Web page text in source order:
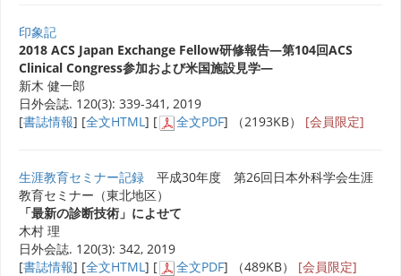
印象記
2018 ACS Japan Exchange Fellow研修報告―第104回ACS
Clinical Congress参加および米国施設見学―
新木 健一郎
日外会誌. 120(3): 339-341, 2019
[書誌情報] [全文HTML] [ 全文PDF] （2193KB） [会員限定]
生涯教育セミナー記録 平成30年度 第26回日本外科学会生涯
教育セミナー（東北地区）
「最新の診断技術」によせて
木村 理
日外会誌. 120(3): 342, 2019
[書誌情報] [全文HTML] [ 全文PDF] （489KB） [会員限定]